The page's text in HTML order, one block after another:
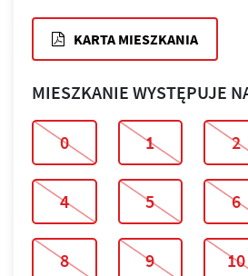
KARTA MIESZKANIA
MIESZKANIE WYSTĘPUJE
0 1 2
4 5 6
8 9 10